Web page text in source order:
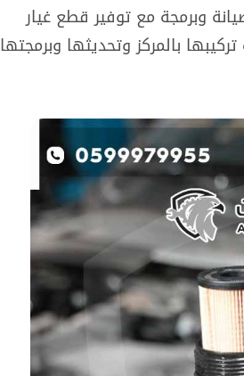
وبرمجة مع توفير قطع غيار
بالمركز وتحديثها وبرمجتها